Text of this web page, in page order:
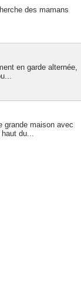
des mamans
en garde alternée,
grande maison avec
du...